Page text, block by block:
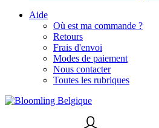
Aide
Où est ma commande ?
Retours
Frais d'envoi
Modes de paiement
Nous contacter
Toutes les rubriques